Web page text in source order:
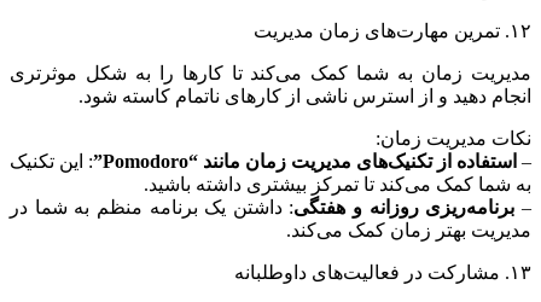
۱۲. تمرین مهارت‌های زمان مدیریت
مدیریت زمان به شما کمک می‌کند تا کارها را به شکل موثرتری
انجام دهید و از استرس ناشی از کارهای ناتمام کاسته شود.
نکات مدیریت زمان:
– استفاده از تکنیک‌های مدیریت زمان مانند “Pomodoro”
: این تکنیک
به شما کمک می‌کند تا تمرکز بیشتری داشته باشید.
– برنامه‌ریزی روزانه و هفتگی: داشتن یک برنامه منظم به شما در
مدیریت بهتر زمان کمک می‌کند.
۱۳. مشارکت در فعالیت‌های داوطلبانه